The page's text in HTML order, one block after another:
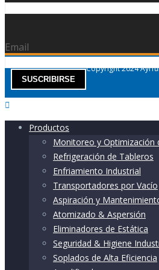
Email
Copyright 2024
Productos
Monitoreo y Optimización
Refrigeración de Tableros
Enfriamiento Industrial
Transportadores por Vacío
Aspiración y
Atomizado & Aspersión
Eliminadores de Estática
Seguridad & Higiene
Soplados de Alta Eficiencia